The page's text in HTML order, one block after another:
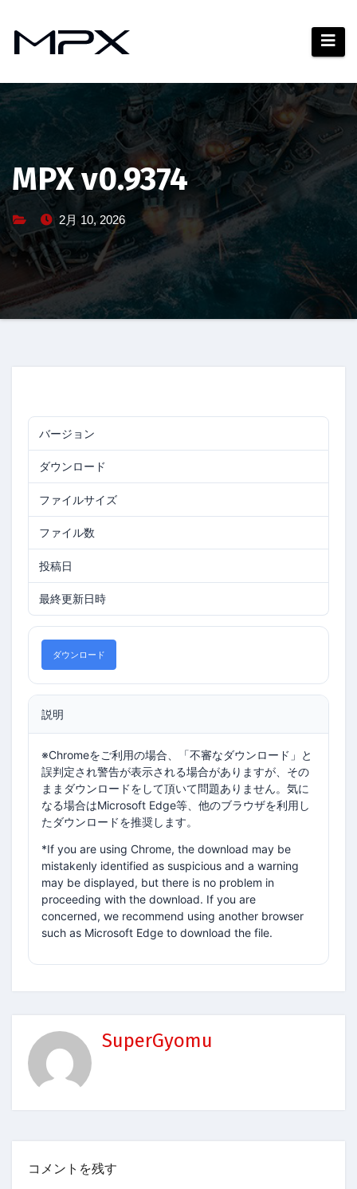
ツ
ッ MPX v0.9374
2月 10, 2026
バージョン
ダウンロード
ファイルサイズ
ファイル数
投稿日
最終更新日時
ダウンロード
説明
※Chromeをご利用の場合、「不審なダウンロード」と
誤判定され警告が表示される場合がありますが、その
ままダウンロードをして頂いて問題ありません。気に
なる場合はMicrosoft Edge等、他のブラウザを利用し
たダウンロードを推奨します。
*If you are using Chrome, the download may be
mistakenly identified as suspicious and a warning
may be displayed, but there is no problem in
proceeding with the download. If you are
concerned, we recommend using another browser
such as Microsoft Edge to download the file.
SuperGyomu
コメントを残す